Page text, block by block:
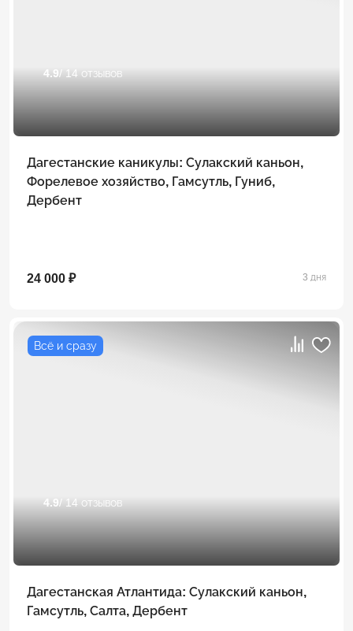
4.9 / 14 отзывов
Дагестанские каникулы: Сулакский каньон,
Форелевое хозяйство, Гамсутль, Гуниб,
Дербент
24 000 ₽ 3 дня
Всё и сразу
4.9/ 14 отзывов
Дагестанская Атлантида: Сулакский каньон,
Гамсутль, Салта, Дербент